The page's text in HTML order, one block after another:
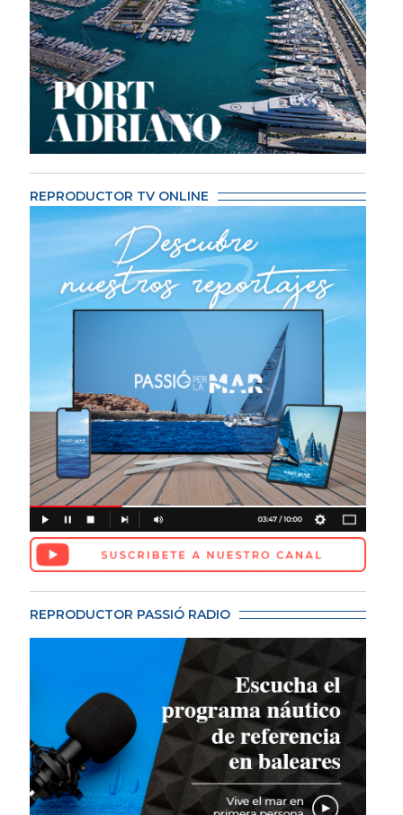
REPRODUCTOR TV ONLINE
REPRODUCTOR PASSIÓ RADIO